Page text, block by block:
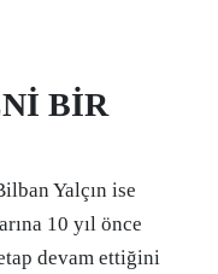
BİR
Yalçın ise
10 yıl önce
devam ettiğini